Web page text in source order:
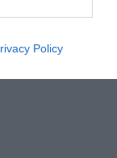
Policy